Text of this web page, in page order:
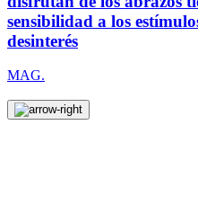
sensibilidad a los
desinterés
MAG.